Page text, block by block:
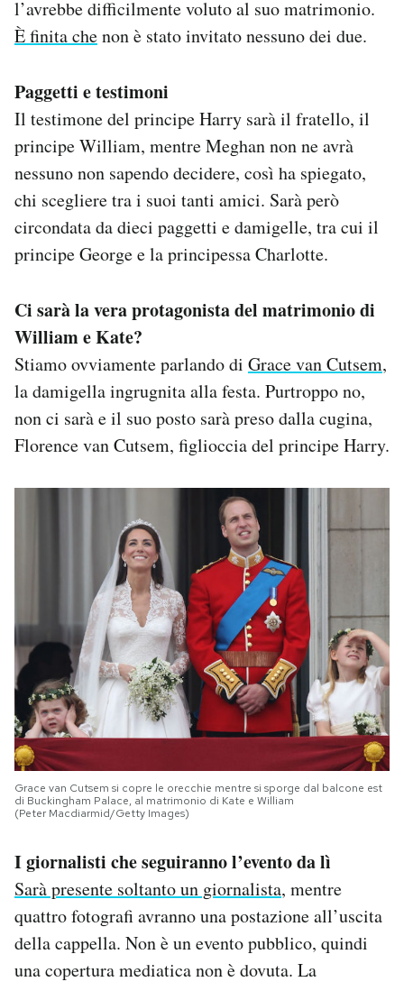
l’avrebbe difficilmente voluto al suo matrimonio.
È finita chenon è stato invitato nessuno dei due.
Paggetti e testimoni
Il testimone del principe Harry sarà il fratello, il
principe William, mentre Meghan non ne avrà
nessuno non sapendo decidere, così ha spiegato,
chi scegliere tra i suoi tanti amici. Sarà però
circondata da dieci paggetti e damigelle, tra cui il
principe George e la principessa Charlotte.
Ci sarà la vera protagonista del matrimonio di
William e Kate?
Stiamo ovviamente parlando di Grace van Cutsem,
la damigella ingrugnita alla festa. Purtroppo no,
non ci sarà e il suo posto sarà preso dalla cugina,
Florence van Cutsem, figlioccia del principe Harry.
Grace van Cutsem si copre le orecchie mentre si sporge dal balcone est
di Buckingham Palace, al matrimonio di Kate e William
(Peter Macdiarmid/Getty Images)
I giornalisti che seguiranno l’evento da lì
Sarà presente soltanto un giornalista, mentre
quattro fotografi avranno una postazione all’uscita
della cappella. Non è un evento pubblico, quindi
una copertura mediatica non è dovuta. La